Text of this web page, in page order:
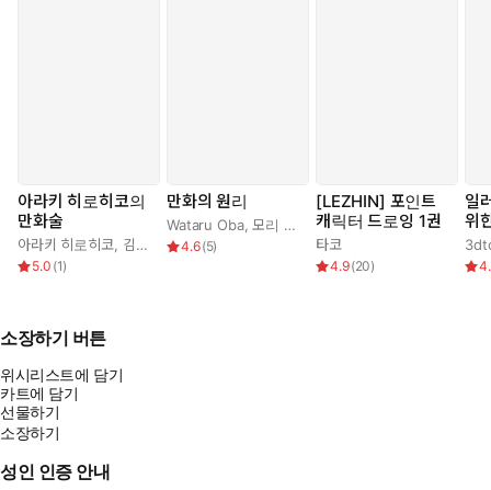
아라키 히로히코의
만화술
아라키 히로히코, 김부장
5.0 (1)
만화의 원리
Wataru Oba,모리 카오루 ,이리에 아키
4.6(5)
[LEZHIN] 포인트
캐릭터 드로잉 1권
타코
4.9(20)
일
위
감
:
&
소장하기 버튼
위시리스트에 담기
카트에 담기
선물하기
소장하기
성인 인증 안내